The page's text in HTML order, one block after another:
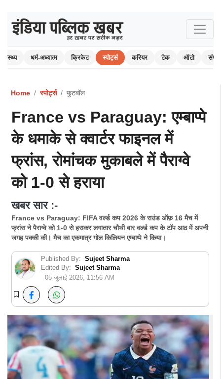
स्वास्थ्य धर्म-अध्यात्म क्रिकेट स्पोर्ट्स करियर टेक ऑटो
Home स्पोर्ट्स फुटबॉल
France vs Paraguay: एम्बाप्पे
के धमाके से क्वार्टर फाइनल में
फ्रांस, रोमांचक मुकाबले में पैराग्वे
को 1-0 से हराया
खबर सार :-
France vs Paraguay: FIFA वर्ल्ड कप 2026 के राउंड ऑफ़ 16 मैच में
फ्रांस ने पैराग्वे को 1-0 से हराकर लगातार चौथी बार वर्ल्ड कप के टॉप आठ में अपनी
जगह पक्की की। मैच का एकमात्र गोल किलियन एम्बाप्पे ने किया।
Published By: Sujeet Sharma
Edited By: Sujeet Sharma
05 जुलाई 2026, 11:56 AM